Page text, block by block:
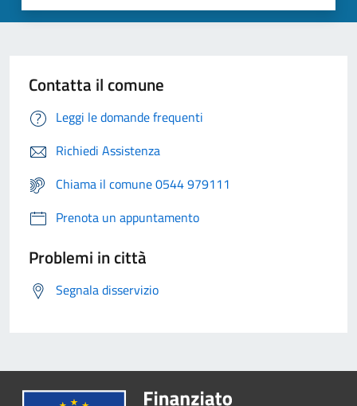
Contatta il comune
Leggi le domande frequenti
Richiedi Assistenza
Chiama il comune 0544 979111
Prenota un appuntamento
Problemi in città
Segnala disservizio